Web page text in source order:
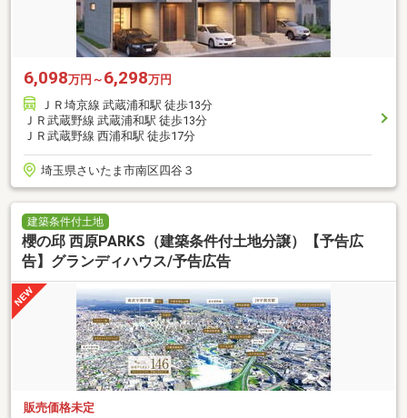
6,098万円～ 6,298万円
ＪＲ埼京線 武蔵浦和駅 徒歩13分
ＪＲ武蔵野線 武蔵浦和駅 徒歩13分
ＪＲ武蔵野線 西浦和駅 徒歩17分
埼玉県さいたま市南区四谷３
建築条件付土地
櫻の邱 西原PARKS（建築条件付土地分譲）【予告広
告】グランディハウス/予告広告
販売価格未定